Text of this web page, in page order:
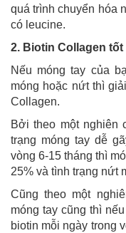
quá trình chuyển hóa
có leucine.
2. Biotin Collagen
Nếu móng tay của
móng hoặc nứt thì
Collagen.
Bởi theo một nghiên
trạng móng tay dễ
vòng 6-15 tháng thì
25% và tình trạng nứt
Cũng theo một
móng tay cũng thì
biotin mỗi ngày trong